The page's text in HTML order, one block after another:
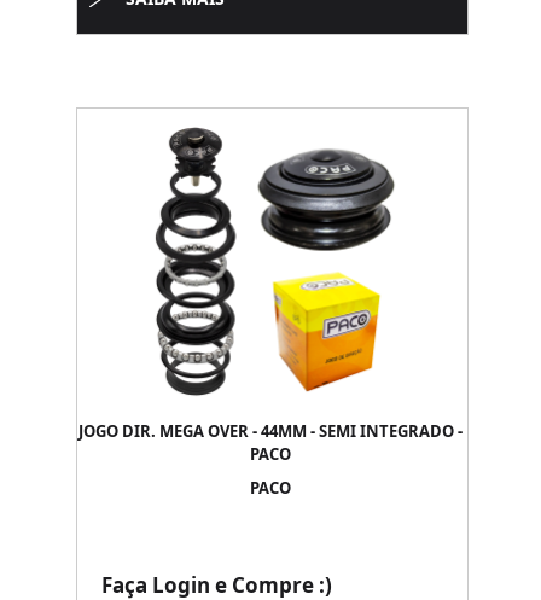
JOGO DIR. MEGA OVER - 44MM - SEMI INTEGRADO -
PACO
PACO
Faça Login e Compre :)